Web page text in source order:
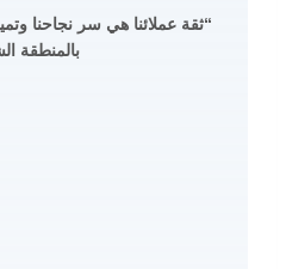
“ثقة عملائنا هي سر نجاحنا
بالمنطقة